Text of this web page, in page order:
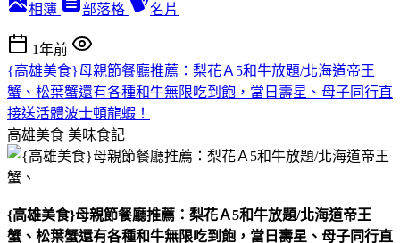
相簿 部落格 名片
1年前
{高雄美食}母親節餐廳推薦：梨花Ａ5和牛放題/北海道帝王
蟹、松葉蟹還有各種和牛無限吃到飽，當日壽星、母子同行直
接送活體波士頓龍蝦！
高雄美食 美味食記
{高雄美食}母親節餐廳推薦：梨花Ａ5和牛放題/北海道帝王
蟹、松葉蟹還有各種和牛無限吃到飽，當日壽星、母子同行直